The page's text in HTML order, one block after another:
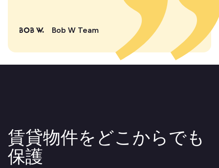
Bob W Team
賃貸物件をどこからでも
保護